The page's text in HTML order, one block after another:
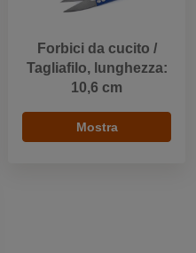
Forbici da cucito /
Tagliafilo, lunghezza:
10,6 cm
Mostra